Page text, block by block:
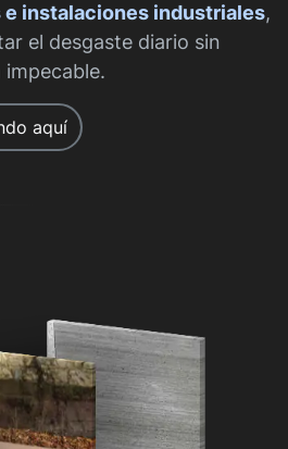
instalaciones industriales,
el desgaste diario sin
impecable.
aquí